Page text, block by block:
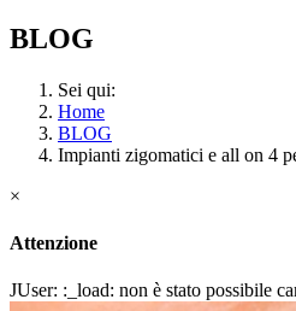
BLOG
Sei qui:
Home
BLOG
Impianti zigomatici e all on 4
×
Attenzione
JUser: :_load: non è stato possibile